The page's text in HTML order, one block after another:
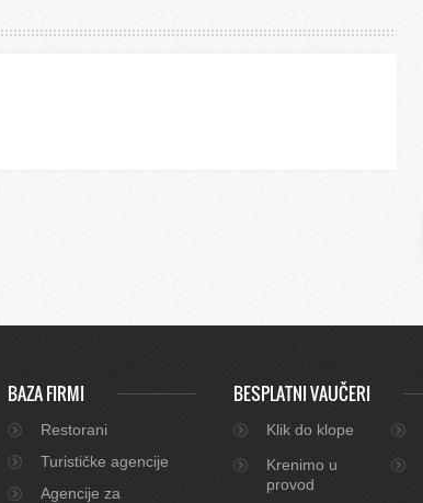
BAZA FIRMI
Restorani
Turističke agencije
Agencije za
BESPLATNI VAUČERI
Klik do klope
Krenimo u
provod